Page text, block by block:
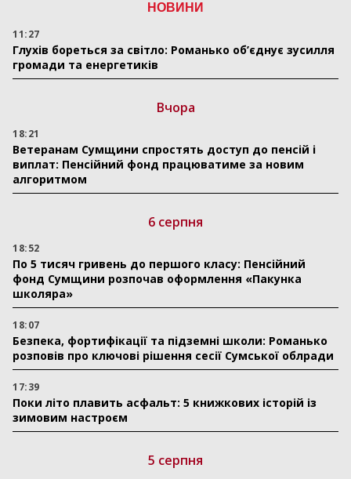
НОВИНИ
11:27
Глухів бореться за світло: Романько об’єднує зусилля
громади та енергетиків
Вчора
18:21
Ветеранам Сумщини спростять доступ до пенсій і
виплат: Пенсійний фонд працюватиме за новим
алгоритмом
6 серпня
18:52
По 5 тисяч гривень до першого класу: Пенсійний
фонд Сумщини розпочав оформлення «Пакунка
школяра»
18:07
Безпека, фортифікації та підземні школи: Романько
розповів про ключові рішення сесії Сумської облради
17:39
Поки літо плавить асфальт: 5 книжкових історій із
зимовим настроєм
5 серпня